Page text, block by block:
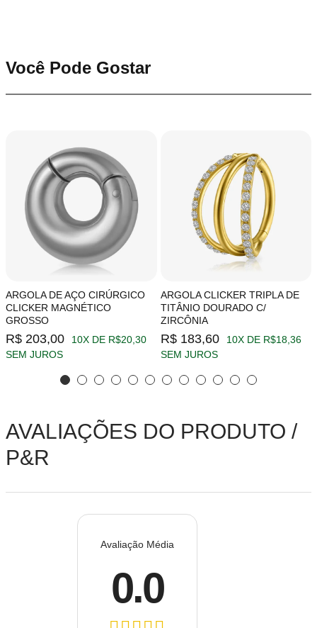
Você Pode Gostar
ARGOLA DE AÇO CIRÚRGICO
CLICKER MAGNÉTICO
GROSSO
R$ 203,00
10X DE R$20,30
SEM JUROS
ARGOLA CLICKER TRIPLA DE
TITÂNIO DOURADO C/
ZIRCÔNIA
R$ 183,60
10X DE R$18,36
SEM JUROS
AVALIAÇÕES DO PRODUTO /
P&R
Avaliação Média
0.0